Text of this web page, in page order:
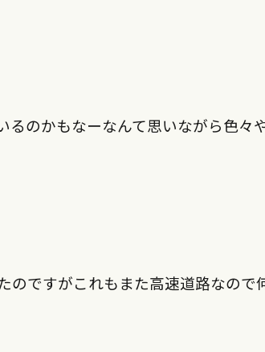
るのかもなーなんて思いながら色々
のですがこれもまた高速道路なので